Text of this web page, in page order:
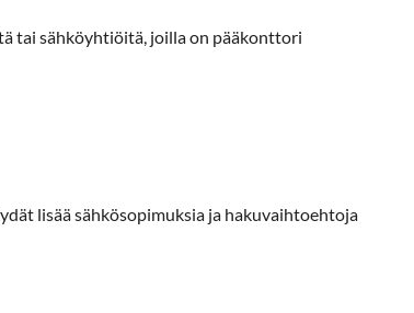
tai sähköyhtiöitä, joilla on pääkonttori
lisää sähkösopimuksia ja hakuvaihtoehtoja